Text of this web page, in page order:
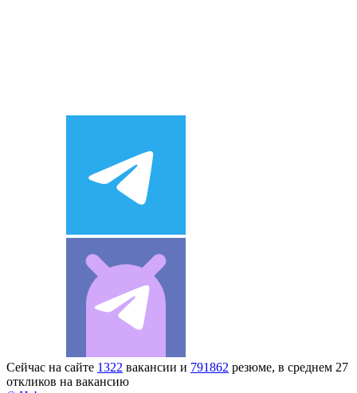
Сейчас на сайте 1322 вакансии и 791862 резюме, в среднем 27
откликов на вакансию